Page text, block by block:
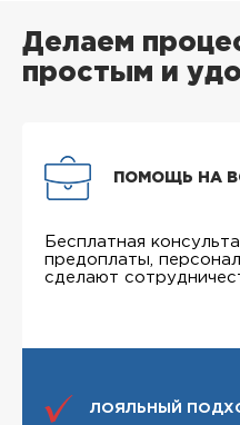
Делаем
простым и
ПОМОЩЬ НА
Бесплатная
предоплаты,
сделают
ЛОЯЛЬНЫЙ